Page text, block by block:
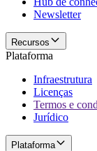
Newsletter
Recursos
Plataforma
Infraestrutura
Licenças
Termos e
Jurídico
Plataforma